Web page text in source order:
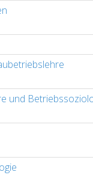
und